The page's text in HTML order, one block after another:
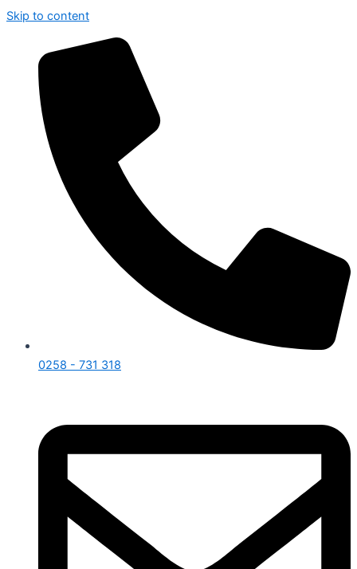
Skip to content
0258 - 731 318